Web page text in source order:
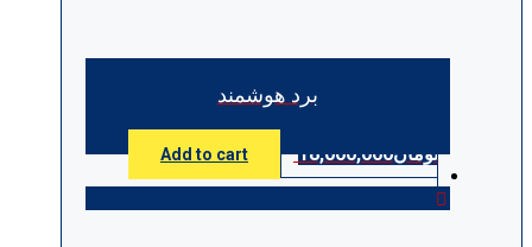
برد هوشمند
تومان18,000,000
Add to cart